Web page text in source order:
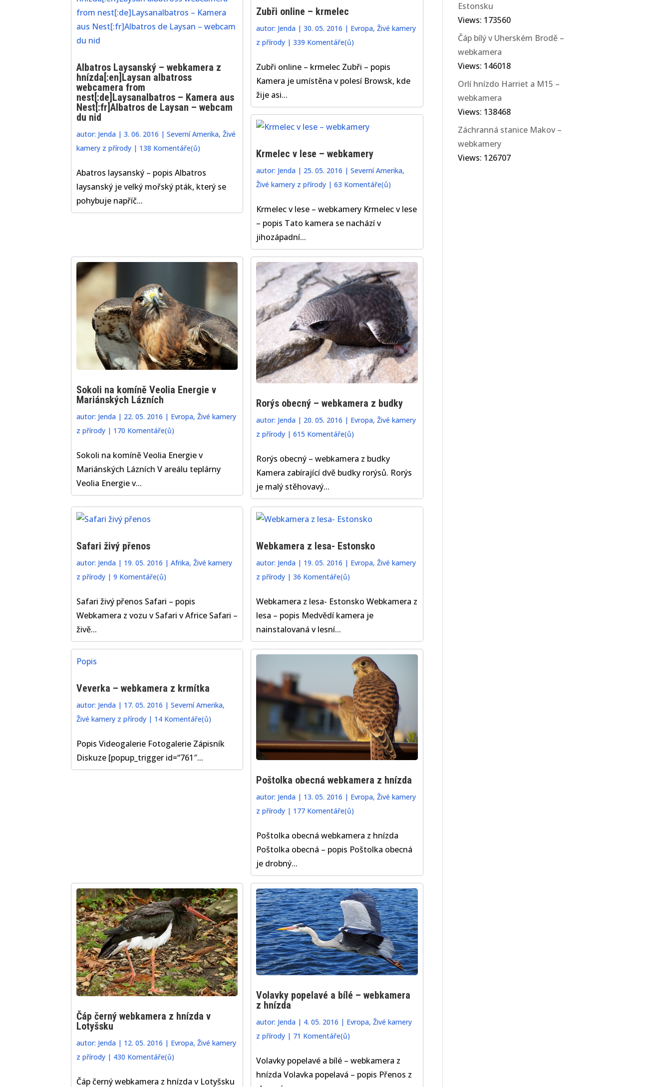
Albatros Laysanský – webkamera z
hnízda[:en]Laysan albatross
webcamera from
nest[:de]Laysanalbatros – Kamera aus
Nest[:fr]Albatros de Laysan – webcam
du nid
autor: Jenda| 3. 06. 2016 | Severní Amerika, Živé
kamery z přírody| 138 Komentáře(ů)
Abatros laysanský – popis Albatros
laysanský je velký mořský pták, který se
pohybuje napříč...
Zubři online – krmelec
autor: Jenda| 30. 05. 2016 | Evropa, Živé kamery
z přírody| 339 Komentáře(ů)
Zubři online – krmelec Zubři – popis
Kamera je umístěna v polesí Browsk, kde
žije asi...
Krmelec v lese – webkamery
autor: Jenda| 25. 05. 2016 | Severní Amerika,
Živé kamery z přírody| 63 Komentáře(ů)
Krmelec v lese – webkamery Krmelec v lese
– popis Tato kamera se nachází v
jihozápadní...
Sokoli na komíně Veolia Energie v
Mariánských Lázních
autor: Jenda| 22. 05. 2016 | Evropa, Živé kamery
z přírody| 170 Komentáře(ů)
Sokoli na komíně Veolia Energie v
Mariánských Lázních V areálu teplárny
Veolia Energie v...
Rorýs obecný – webkamera z budky
autor: Jenda| 20. 05. 2016 | Evropa, Živé kamery
z přírody| 615 Komentáře(ů)
Rorýs obecný – webkamera z budky
Kamera zabírající dvě budky rorýsů. Rorýs
je malý stěhovavý...
Safari živý přenos
autor: Jenda| 19. 05. 2016 | Afrika, Živé kamery
z přírody| 9 Komentáře(ů)
Safari živý přenos Safari – popis
Webkamera z vozu v Safari v Africe Safari –
živě...
Webkamera z lesa- Estonsko
autor: Jenda| 19. 05. 2016 | Evropa, Živé kamery
z přírody| 36 Komentáře(ů)
Webkamera z lesa- Estonsko Webkamera z
lesa – popis Medvědí kamera je
nainstalovaná v lesní...
Popis
Veverka – webkamera z krmítka
autor: Jenda| 17. 05. 2016 | Severní Amerika,
Živé kamery z přírody| 14 Komentáře(ů)
Popis Videogalerie Fotogalerie Zápisník
Diskuze [popup_trigger id=“761″...
Poštolka obecná webkamera z hnízda
autor: Jenda| 13. 05. 2016 | Evropa, Živé kamery
z přírody| 177 Komentáře(ů)
Poštolka obecná webkamera z hnízda
Poštolka obecná – popis Poštolka obecná
je drobný...
Čáp černý webkamera z hnízda v
Lotyšsku
autor: Jenda| 12. 05. 2016 | Evropa, Živé kamery
z přírody| 430 Komentáře(ů)
Čáp černý webkamera z hnízda v Lotyšsku
Volavky popelavé a bílé – webkamera
z hnízda
autor: Jenda| 4. 05. 2016 | Evropa, Živé kamery
z přírody| 71 Komentáře(ů)
Volavky popelavé a bílé – webkamera z
hnízda Volavka popelavá – popis Přenos z
Estonsku
Views: 173560
Čáp bílý v Uherském Brodě –
webkamera
Views: 146018
Orlí hnízdo Harriet a M15 –
webkamera
Views: 138468
Záchranná stanice Makov –
webkamery
Views: 126707